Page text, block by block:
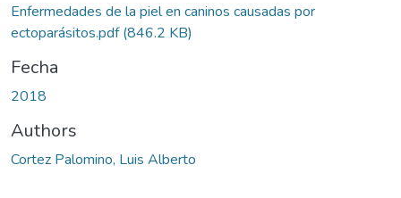
Enfermedades de la piel en caninos causadas por
ectoparásitos.pdf(846.2 KB)
Fecha
2018
Authors
Cortez Palomino, Luis Alberto